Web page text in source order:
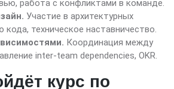
работа с конфликтами в команде.
Участие в архитектурных
кода, техническое наставничество.
Координация между
inter-team dependencies, OKR.
курс по